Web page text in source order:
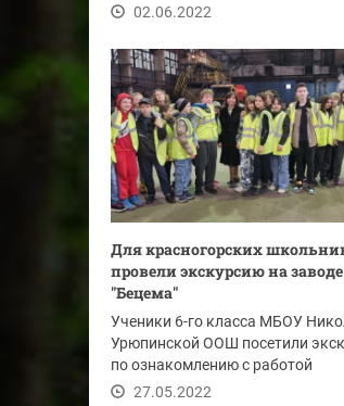
02.06.2022
Для красногорских
провели экскурсию на
"Бецема"
Ученики 6-го класса МБОУ
Урюпинской ООШ посетили
по ознакомлению с работой
промышленного предприятия...
27.05.2022